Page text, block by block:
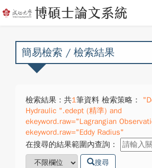
簡易檢索 / 檢索結果
檢索結果：共1筆資料 檢索策略：
Hydraulic ".edept (精準) and
ekeyword.raw="Lagrangian
ekeyword.raw="Eddy Radius"
在搜尋的結果範圍內查詢：
搜尋